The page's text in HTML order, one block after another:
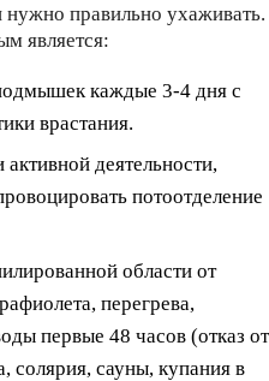
нужно правильно ухаживать.
является:
каждые 3-4 дня с
врастания.
активной деятельности,
потоотделение
области от
перегрева,
первые 48 часов (отказ от
солярия, сауны, купания в